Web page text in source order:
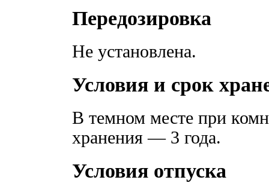
Передозировка
Не установлена.
Условия и срок
В темном месте при
хранения — 3 года.
Условия отпуска